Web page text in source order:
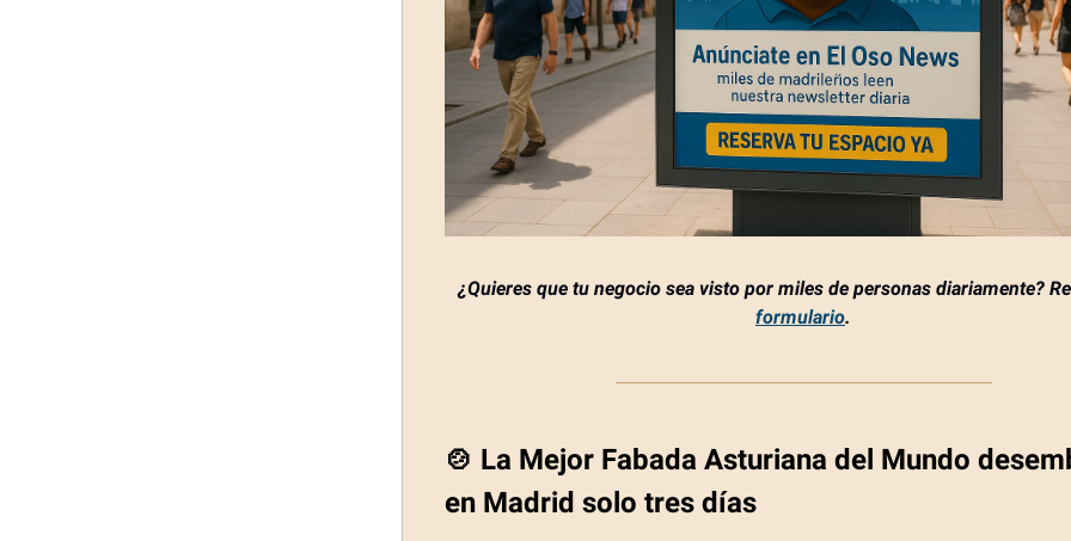
¿Quieres que tu negocio sea visto por miles de personas diariamente?
formulario.
🍲 La Mejor Fabada Asturiana del Mundo
en Madrid solo tres días